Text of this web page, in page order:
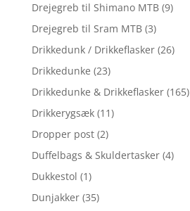
Drejegreb til Shimano MTB (9)
Drejegreb til Sram MTB (3)
Drikkedunk / Drikkeflasker (26)
Drikkedunke (23)
Drikkedunke & Drikkeflasker (165)
Drikkerygsæk (11)
Dropper post (2)
Duffelbags & Skuldertasker (4)
Dukkestol (1)
Dunjakker (35)